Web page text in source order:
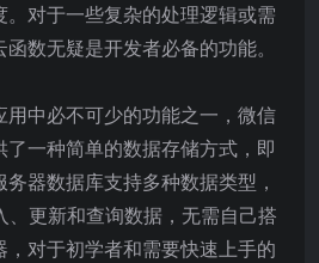
对于一些复杂的处理逻辑或需
数无疑是开发者必备的功能。
用中必不可少的功能之一，微信
一种简单的数据存储方式，即
器数据库支持多种数据类型，
、更新和查询数据，无需自己搭
对于初学者和需要快速上手的